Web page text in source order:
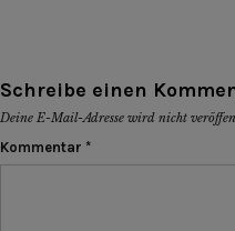
Schreibe einen
Deine E-Mail-Adresse wird nicht
Kommentar *